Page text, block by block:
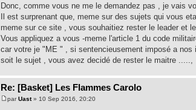
Donc, comme vous ne me le demandez pas , je vais
Il est surprenant que, meme sur des sujets qui vous
meme sur ce site , vous souhaitiez rester le leader et
Vous appliquez a vous -meme l'article 1 du code
car votre je "ME " , si sentencieusement imposé a
soit le sujet , vous avez decidé de rester le maitre .....,
Re: [Basket] Les Flammes Carolo
parUast» 10 Sep 2016, 20:20